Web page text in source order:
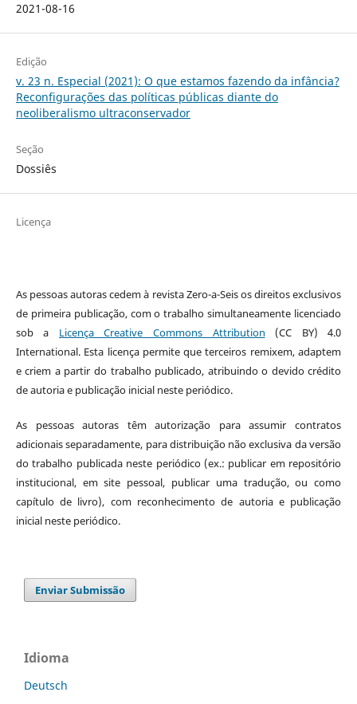
2021-08-16
Edição
v. 23 n. Especial (2021): O que estamos fazendo da infância?
Reconfigurações das políticas públicas diante do
neoliberalismo ultraconservador
Seção
Dossiês
Licença
As pessoas autoras cedem à revista Zero-a-Seis os direitos exclusivos
de primeira publicação, com o trabalho simultaneamente licenciado
sob a Licença Creative Commons Attribution (CC BY) 4.0
International. Esta licença permite que terceiros remixem, adaptem
e criem a partir do trabalho publicado, atribuindo o devido crédito
de autoria e publicação inicial neste periódico.
As pessoas autoras têm autorização para assumir contratos
adicionais separadamente, para distribuição não exclusiva da versão
do trabalho publicada neste periódico (ex.: publicar em repositório
institucional, em site pessoal, publicar uma tradução, ou como
capítulo de livro), com reconhecimento de autoria e publicação
inicial neste periódico.
Enviar Submissão
Idioma
Deutsch